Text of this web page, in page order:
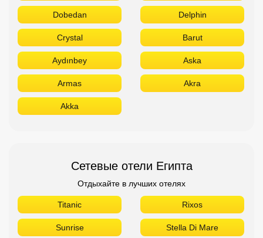
Dobedan Delphin
Crystal Barut
Aydınbey Aska
Armas Akra
Akka
Сетевые отели Египта
Отдыхайте в лучших отелях
Titanic Rixos
Sunrise Stella Di Mare